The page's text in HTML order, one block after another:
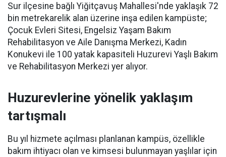
Sur ilçesine bağlı Yiğitçavuş Mahallesi'nde yaklaşık 72
bin metrekarelik alan üzerine inşa edilen kampüste;
Çocuk Evleri Sitesi, Engelsiz Yaşam Bakım
Rehabilitasyon ve Aile Danışma Merkezi, Kadın
Konukevi ile 100 yatak kapasiteli Huzurevi Yaşlı Bakım
ve Rehabilitasyon Merkezi yer alıyor.
Huzurevlerine yönelik yaklaşım
tartışmalı
Bu yıl hizmete açılması planlanan kampüs, özellikle
bakım ihtiyacı olan ve kimsesi bulunmayan yaşlılar için